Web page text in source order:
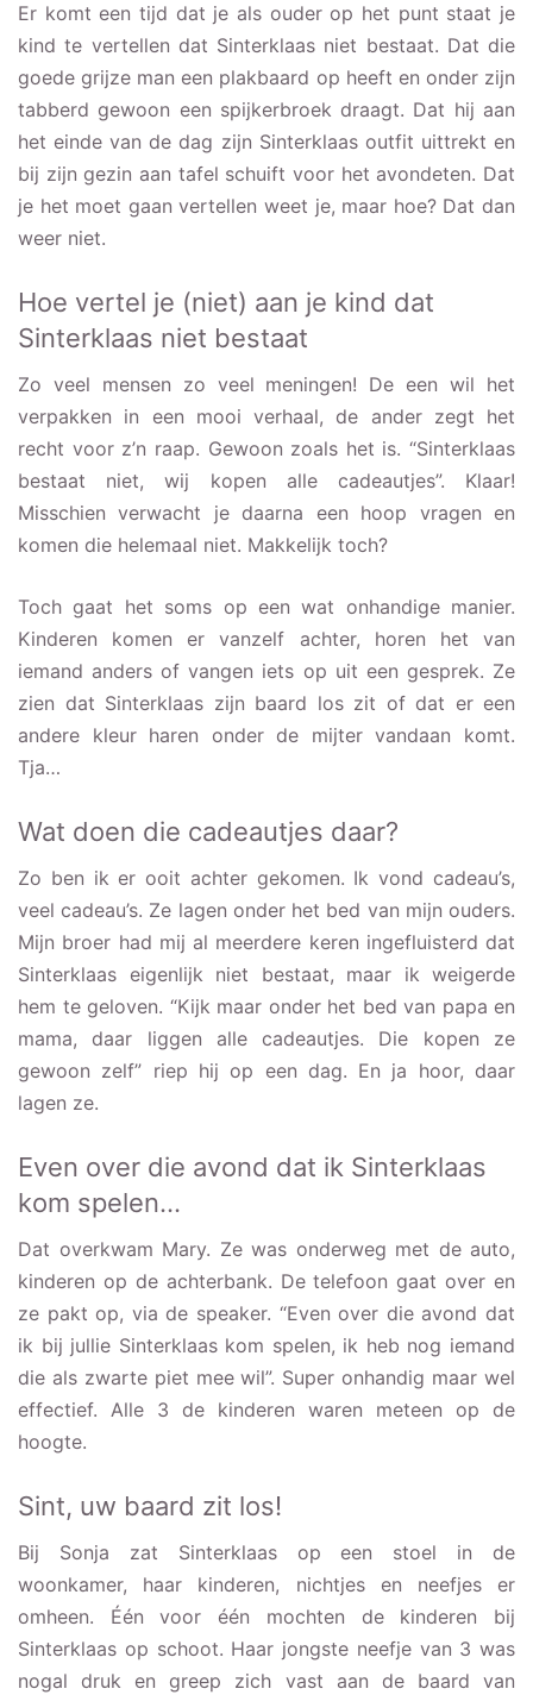
Er komt een tijd dat je als ouder op het punt staat je
kind te vertellen dat Sinterklaas niet bestaat. Dat die
goede grijze man een plakbaard op heeft en onder zijn
tabberd gewoon een spijkerbroek draagt. Dat hij aan
het einde van de dag zijn Sinterklaas outfit uittrekt en
bij zijn gezin aan tafel schuift voor het avondeten. Dat
je het moet gaan vertellen weet je, maar hoe? Dat dan
weer niet.
Hoe vertel je (niet) aan je kind dat
Sinterklaas niet bestaat
Zo veel mensen zo veel meningen! De een wil het
verpakken in een mooi verhaal, de ander zegt het
recht voor z’n raap. Gewoon zoals het is. “Sinterklaas
bestaat niet, wij kopen alle cadeautjes”. Klaar!
Misschien verwacht je daarna een hoop vragen en
komen die helemaal niet. Makkelijk toch?
Toch gaat het soms op een wat onhandige manier.
Kinderen komen er vanzelf achter, horen het van
iemand anders of vangen iets op uit een gesprek. Ze
zien dat Sinterklaas zijn baard los zit of dat er een
andere kleur haren onder de mijter vandaan komt.
Tja…
Wat doen die cadeautjes daar?
Zo ben ik er ooit achter gekomen. Ik vond cadeau’s,
veel cadeau’s. Ze lagen onder het bed van mijn ouders.
Mijn broer had mij al meerdere keren ingefluisterd dat
Sinterklaas eigenlijk niet bestaat, maar ik weigerde
hem te geloven. “Kijk maar onder het bed van papa en
mama, daar liggen alle cadeautjes. Die kopen ze
gewoon zelf” riep hij op een dag. En ja hoor, daar
lagen ze.
Even over die avond dat ik Sinterklaas
kom spelen…
Dat overkwam Mary. Ze was onderweg met de auto,
kinderen op de achterbank. De telefoon gaat over en
ze pakt op, via de speaker. “Even over die avond dat
ik bij jullie Sinterklaas kom spelen, ik heb nog iemand
die als zwarte piet mee wil”. Super onhandig maar wel
effectief. Alle 3 de kinderen waren meteen op de
hoogte.
Sint, uw baard zit los!
Bij Sonja zat Sinterklaas op een stoel in de
woonkamer, haar kinderen, nichtjes en neefjes er
omheen. Één voor één mochten de kinderen bij
Sinterklaas op schoot. Haar jongste neefje van 3 was
nogal druk en greep zich vast aan de baard van